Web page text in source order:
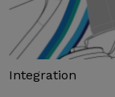
Integration